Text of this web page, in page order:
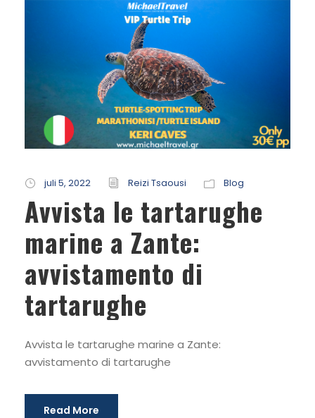
juli 5, 2022 Reizi Tsaousi Blog
Avvista le tartarughe
marine a Zante:
avvistamento di
tartarughe
Avvista le tartarughe marine a Zante:
avvistamento di tartarughe
Read More